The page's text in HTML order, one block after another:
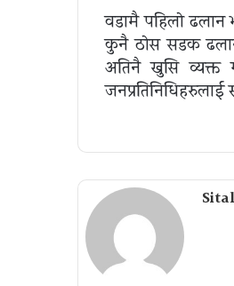
वडामै पहिलाे ढलान
कुनै ठाेस सडक
अतिनै खुसि व्यक्त
जनप्रतिनिधिहरुलाई